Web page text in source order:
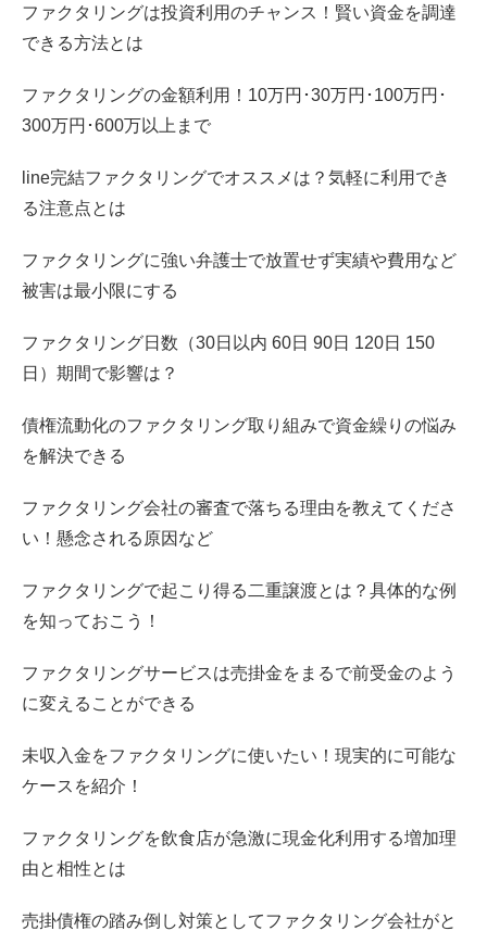
ファクタリングは投資利用のチャンス！賢い資金を調達
できる方法とは
ファクタリングの金額利用！10万円･30万円･100万円･
300万円･600万以上まで
line完結ファクタリングでオススメは？気軽に利用でき
る注意点とは
ファクタリングに強い弁護士で放置せず実績や費用など
被害は最小限にする
ファクタリング日数（30日以内 60日 90日 120日 150
日）期間で影響は？
債権流動化のファクタリング取り組みで資金繰りの悩み
を解決できる
ファクタリング会社の審査で落ちる理由を教えてくださ
い！懸念される原因など
ファクタリングで起こり得る二重譲渡とは？具体的な例
を知っておこう！
ファクタリングサービスは売掛金をまるで前受金のよう
に変えることができる
未収入金をファクタリングに使いたい！現実的に可能な
ケースを紹介！
ファクタリングを飲食店が急激に現金化利用する増加理
由と相性とは
売掛債権の踏み倒し対策としてファクタリング会社がと